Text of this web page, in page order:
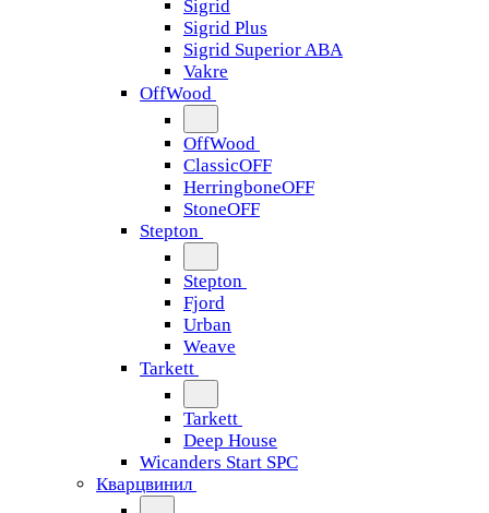
Sigrid
Sigrid Plus
Sigrid Superior ABA
Vakre
OffWood
OffWood
ClassicOFF
HerringboneOFF
StoneOFF
Stepton
Stepton
Fjord
Urban
Weave
Tarkett
Tarkett
Deep House
Wicanders Start SPC
Кварцвинил